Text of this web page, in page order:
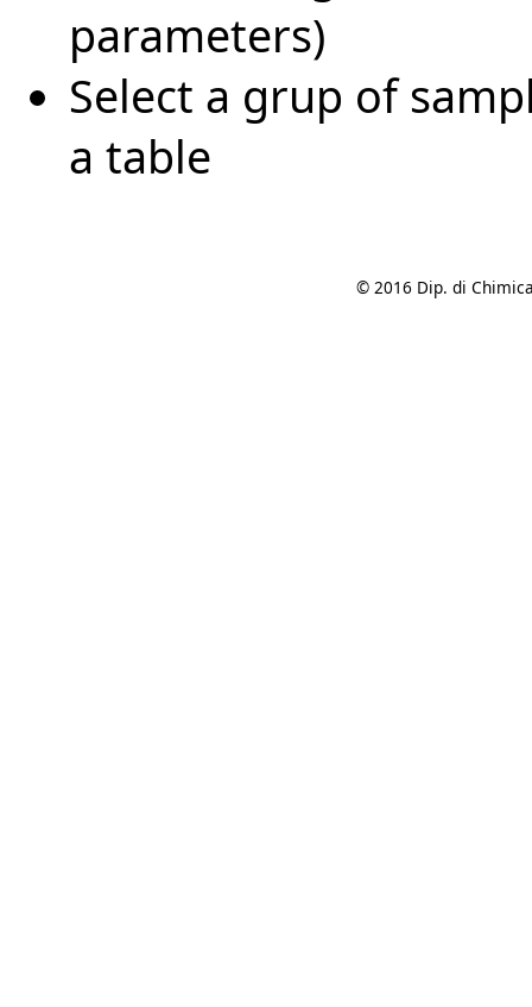
parameters)
Select a grup of
a table
© 2016 Dip. di